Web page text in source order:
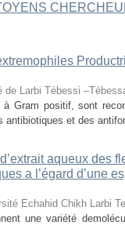
de Larbi Tébessi
Gram positif, sont
et des
aqueux des
a l’égard d’une
Echahid Chikh Larbi
une variété